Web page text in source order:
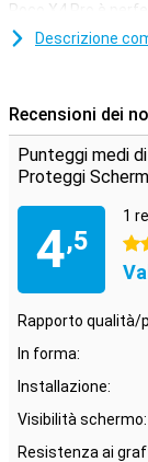
Poco X4 Pro è
Descrizione
Recensioni dei
Punteggi medi
Proteggi
4,5
1
2.5
Rapporto qualità/
In forma:
Installazione:
Visibilità schermo:
Resistenza ai